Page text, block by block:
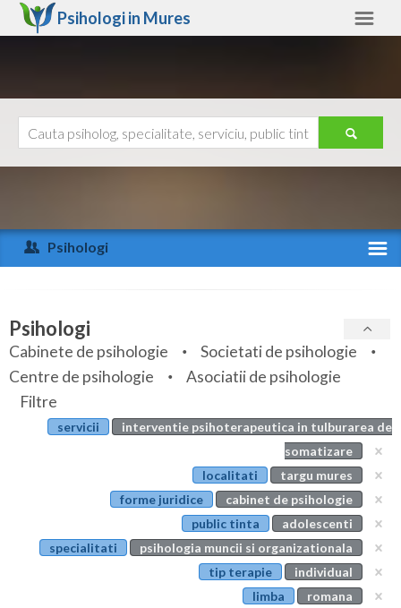
Psihologi in Mures
Arad
Arges
Bihor
Bistrita-Nasaud
Botosani
Buzau
Ajutor
Psihologi
Specialitati
Servicii
Articole
Evenimente
Psihologi
Cabinete de psihologie
Societati de psihologie
Centre de psihologie
Asociatii de psihologie
Filtre
servicii
interventie psihoterapeutica in tulburarea de
somatizare
localitati
targu mures
forme juridice
cabinet de psihologie
public tinta
adolescenti
specialitati
psihologia muncii si organizationala
tip terapie
individual
limba
romana